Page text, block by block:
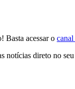
Basta acessar o
notícias direto no